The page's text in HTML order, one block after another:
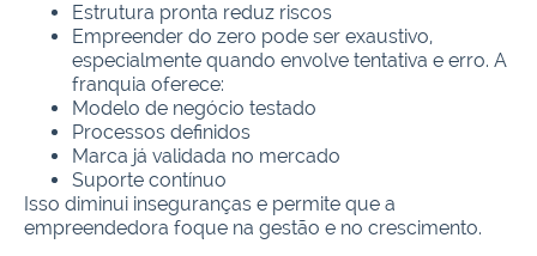
Estrutura pronta reduz riscos
Empreender do zero pode ser exaustivo,
especialmente quando envolve tentativa e erro. A
franquia oferece:
Modelo de negócio testado
Processos definidos
Marca já validada no mercado
Suporte contínuo
Isso diminui inseguranças e permite que a
empreendedora foque na gestão e no crescimento.